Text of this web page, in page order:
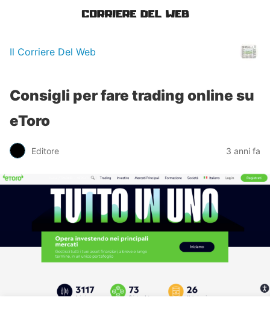
Il Corriere Del Web
Consigli per fare trading online su
eToro
Editore 3 anni fa